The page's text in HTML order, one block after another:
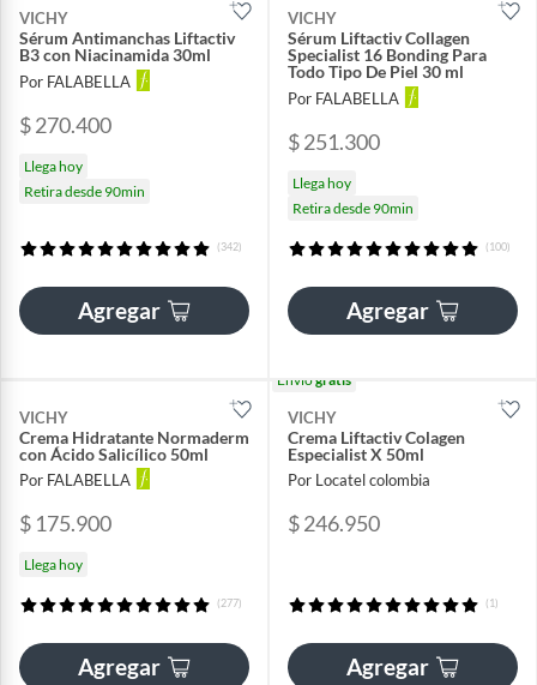
VICHY
Sérum Antimanchas Liftactiv
B3 con Niacinamida 30ml
Por FALABELLA
$ 270.400
Llega hoy
Retira desde 90min
(342)
Agregar
VICHY
Sérum Liftactiv Collagen
Specialist 16 Bonding Para
Todo Tipo De Piel 30 ml
Por FALABELLA
$ 251.300
Llega hoy
Retira desde 90min
(100)
Agregar
VICHY
Crema Hidratante Normaderm
con Ácido Salicílico 50ml
Por FALABELLA
$ 175.900
Llega hoy
(277)
Agregar
Envíogratis
VICHY
Crema Liftactiv Colagen
Especialist X 50ml
Por Locatel colombia
$ 246.950
(1)
Agregar